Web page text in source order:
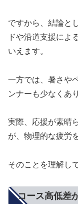
ですから、結論と
ドや沿道支援によ
いえます。
一方では、暑さや
ンナーも少なくあ
実際、応援が素晴
が、物理的な疲労
そのことを理解し
コース高低差